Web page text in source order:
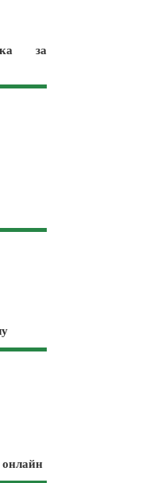
за
онлайн